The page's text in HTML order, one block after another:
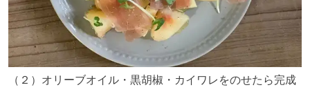
（２）オリーブオイル・黒胡椒・カイワレをのせたら完成